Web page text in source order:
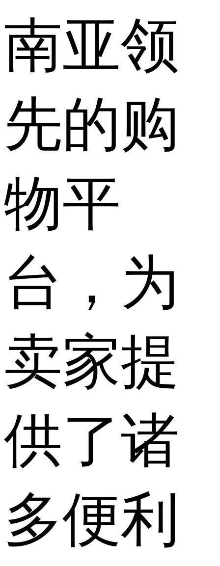
南亚领
先的购
物平
台，为
卖家提
供了诸
多便利